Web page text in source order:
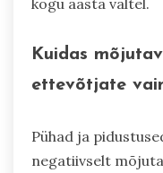
Kuidas
ettevõtjate
Pühad ja
negatiivselt